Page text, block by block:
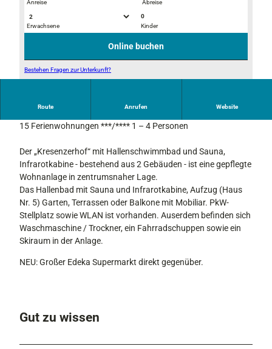
s
o
m
m
e
r
W
t
e
2
0
_
Anreise Abreise
Erwachsene
0
Kinder
Online buchen
Bestehen Fragen zur Unterkunft?
Route Anrufen Website
15 Ferienwohnungen ***/**** 1 – 4 Personen
Der „Kresenzerhof“ mit Hallenschwimmbad und Sauna,
Infrarotkabine - bestehend aus 2 Gebäuden - ist eine gepflegte
Wohnanlage in zentrumsnaher Lage.
Das Hallenbad mit Sauna und Infrarotkabine, Aufzug (Haus
Nr. 5) Garten, Terrassen oder Balkone mit Mobiliar. PkW-
Stellplatz sowie WLAN ist vorhanden. Auserdem befinden sich
Waschmaschine / Trockner, ein Fahrradschuppen sowie ein
Skiraum in der Anlage.
NEU: Großer Edeka Supermarkt direkt gegenüber.
Gut zu wissen